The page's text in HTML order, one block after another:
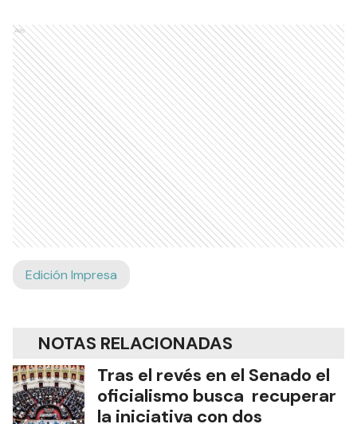
Ads
Edición Impresa
NOTAS RELACIONADAS
Tras el revés en el Senado el
oficialismo busca recuperar
la iniciativa con dos